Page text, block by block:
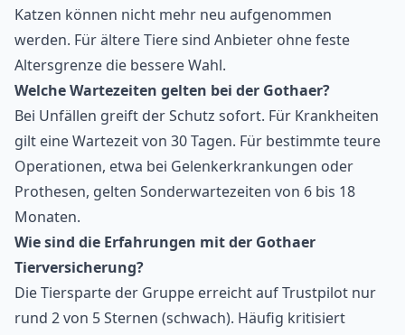
Katzen können nicht mehr neu aufgenommen
werden. Für ältere Tiere sind Anbieter ohne feste
Altersgrenze die bessere Wahl.
Welche Wartezeiten gelten bei der Gothaer?
Bei Unfällen greift der Schutz sofort. Für Krankheiten
gilt eine Wartezeit von 30 Tagen. Für bestimmte teure
Operationen, etwa bei Gelenkerkrankungen oder
Prothesen, gelten Sonderwartezeiten von 6 bis 18
Monaten.
Wie sind die Erfahrungen mit der Gothaer
Tierversicherung?
Die Tiersparte der Gruppe erreicht auf Trustpilot nur
rund 2 von 5 Sternen (schwach). Häufig kritisiert